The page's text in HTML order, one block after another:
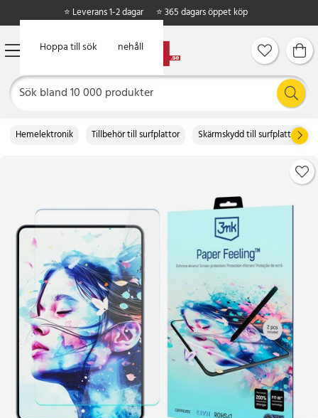
Hoppa till huvudinnehåll
Hoppa till sök
⭐ Leverans 1-2 dagar ⭐ 365 dagars öppet köp
Hemelektronik Tillbehör till surfplattor Skärmskydd till surfplattor